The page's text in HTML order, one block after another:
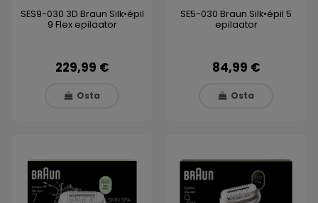
SES9-030 3D Braun Silk•épil
9 Flex epilaator
229,99 €
Osta
SE5-030 Braun Silk•épil 5
epilaator
84,99 €
Osta